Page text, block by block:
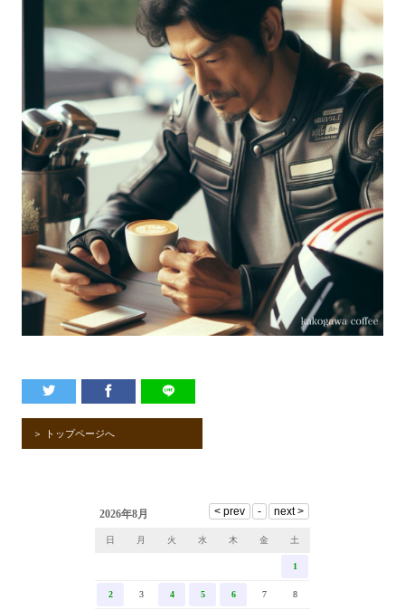
＞ トップページへ
2026年8月
日 月 火 水 木 金 土
1
2 3 4 5 6 7 8